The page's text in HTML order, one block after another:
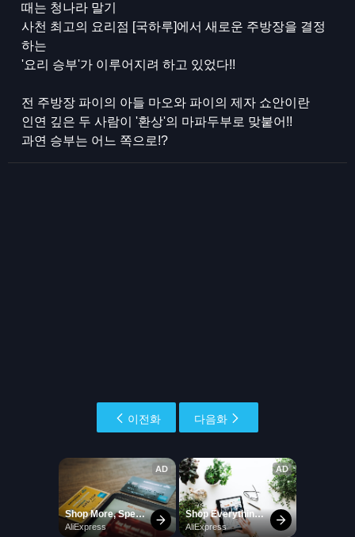
때는 청나라 말기
사천 최고의 요리점 [국하루]에서 새로운 주방장을 결정
하는
'요리 승부'가 이루어지려 하고 있었다!!
전 주방장 파이의 아들 마오와 파이의 제자 쇼안이란
인연 깊은 두 사람이 '환상'의 마파두부로 맞붙어!!
과연 승부는 어느 쪽으로!?
이전화 다음화